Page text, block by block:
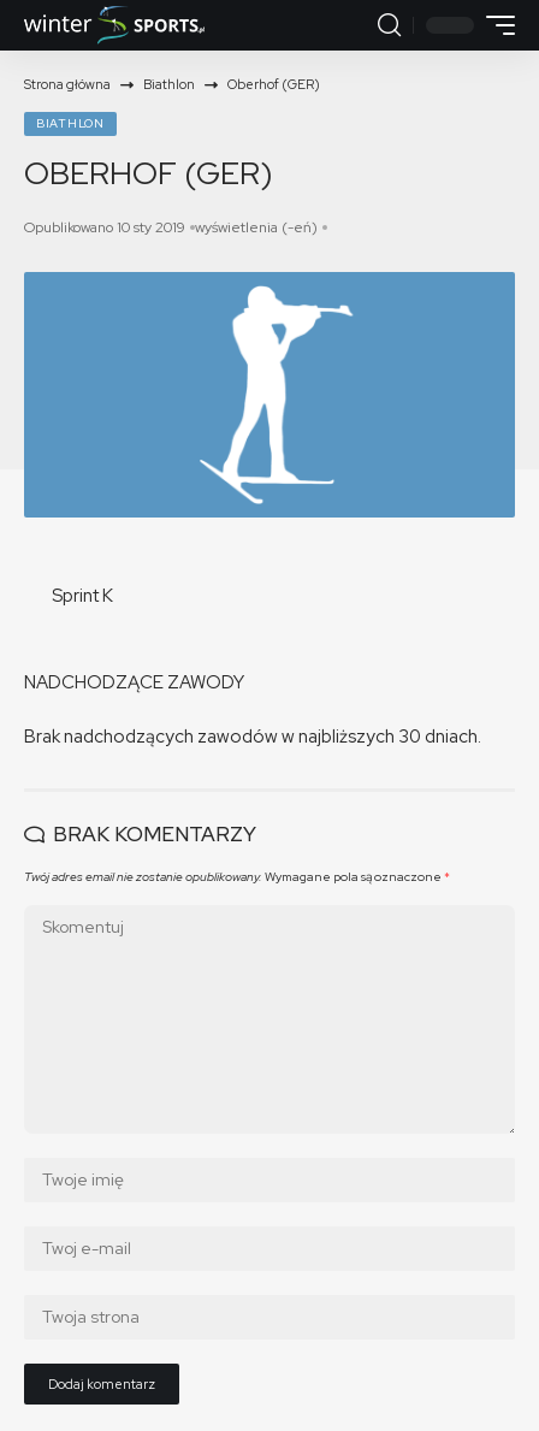
Strona główna Biathlon Oberhof (GER)
BIATHLON
OBERHOF (GER)
Opublikowano 10 sty 2019 wyświetlenia (-eń)
Sprint K
NADCHODZĄCE ZAWODY
Brak nadchodzących zawodów w najbliższych 30 dniach.
BRAK KOMENTARZY
Twój adres email nie zostanie opublikowany. Wymagane pola są oznaczone *